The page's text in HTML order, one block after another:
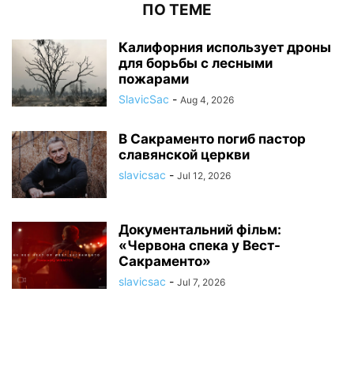
ПО ТЕМЕ
Калифорния использует дроны
для борьбы с лесными
пожарами
SlavicSac - Aug 4, 2026
В Сакраменто погиб пастор
славянской церкви
slavicsac - Jul 12, 2026
Документальний фільм:
«Червона спека у Вест-
Сакраменто»
slavicsac - Jul 7, 2026